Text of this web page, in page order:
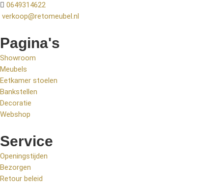
0649314622
verkoop@retomeubel.nl
Pagina's
Showroom
Meubels
Eetkamer stoelen
Bankstellen
Decoratie
Webshop
Service
Openingstijden
Bezorgen
Retour beleid